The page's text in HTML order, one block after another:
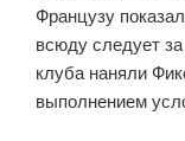
Французу
всюду следует
клуба наняли
выполнением